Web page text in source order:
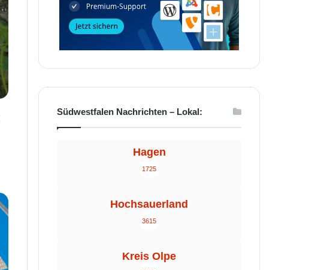
Südwestfalen Nachrichten – Lokal:
Hagen
1725
Hochsauerland
3615
Kreis Olpe